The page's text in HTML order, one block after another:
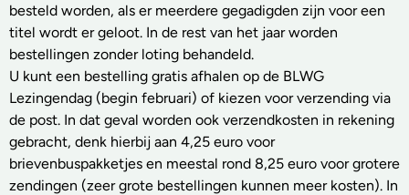
besteld worden, als er meerdere gegadigden zijn voor een
titel wordt er geloot. In de rest van het jaar worden
bestellingen zonder loting behandeld.
U kunt een bestelling gratis afhalen op de BLWG
Lezingendag (begin februari) of kiezen voor verzending via
de post. In dat geval worden ook verzendkosten in rekening
gebracht, denk hierbij aan 4,25 euro voor
brievenbuspakketjes en meestal rond 8,25 euro voor grotere
zendingen (zeer grote bestellingen kunnen meer kosten). In